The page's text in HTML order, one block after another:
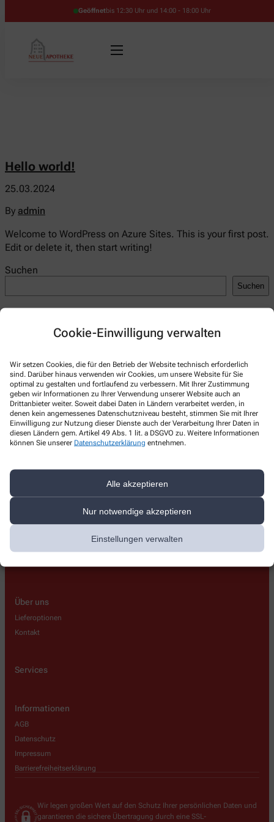
Cookie-Einwilligung verwalten
Wir setzen Cookies, die für den Betrieb der Website technisch erforderlich
sind. Darüber hinaus verwenden wir Cookies, um unsere Website für Sie
optimal zu gestalten und fortlaufend zu verbessern. Mit Ihrer Zustimmung
geben wir Informationen zu Ihrer Verwendung unserer Website auch an
Drittanbieter weiter. Soweit dabei Daten in Ländern verarbeitet werden, in
denen kein angemessenes Datenschutzniveau besteht, stimmen Sie mit Ihrer
Einwilligung zur Nutzung dieser Dienste auch der Verarbeitung Ihrer Daten in
diesen Ländern gem. Artikel 49 Abs. 1 lit. a DSGVO zu. Weitere Informationen
können Sie unserer Datenschutzerklärung entnehmen.
Alle akzeptieren
Nur notwendige akzeptieren
Einstellungen verwalten
Geöffnetbis 12:30 Uhr und 14:00 - 18:00 Uhr
Hello world!
25.03.2024
By admin
Welcome to WordPress on Azure Sites. This is your first post.
Edit or delete it, then start writing!
Suchen
Suchen
Recent Posts
Hello world!
Recent Comments
A WordPress CommenterzuHello world!
Kontakt
Neue Apotheke
+49-75327857
Über uns
Lieferoptionen
Kontakt
Services
Informationen
AGB
Datenschutz
Impressum
Barrierefreiheitserklärung
Wir legen großen Wert auf den Schutz Ihrer persönlichen Daten und
garantieren die sichere Übertragung durch eine SSL-